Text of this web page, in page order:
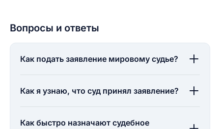
Вопросы и ответы
Как подать заявление мировому судье?
Как я узнаю, что суд принял заявление?
Как быстро назначают судебное